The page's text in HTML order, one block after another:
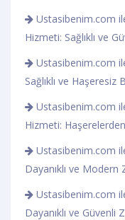
Ustasibenim.com
Hizmeti: Sağlıklı ve
Ustasibenim.com
Sağlıklı ve Haşeresiz
Ustasibenim.com
Hizmeti:
Ustasibenim.com
Dayanıklı ve Modern
Ustasibenim.com
Dayanıklı ve Güvenli